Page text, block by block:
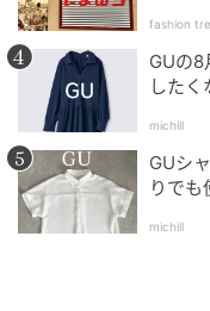
fashion
GUの8
した
michill
GUシ
りで
michill